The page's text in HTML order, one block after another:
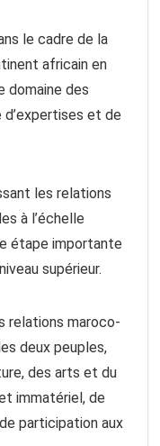
le cadre de la
africain en
domaine des
et de
les relations
à l’échelle
étape importante
supérieur.
relations maroco-
deux peuples,
des arts et du
immatériel, de
participation aux